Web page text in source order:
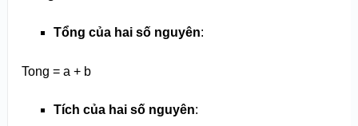
Tổng của hai số nguyên:
Tong = a + b
Tích của hai số nguyên: